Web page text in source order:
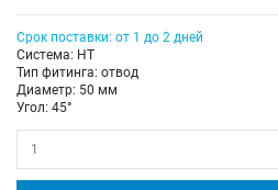
Срок поставки: от 1 до 2 дней
Система: HT
Тип фитинга: отвод
Диаметр: 50 мм
Угол: 45°